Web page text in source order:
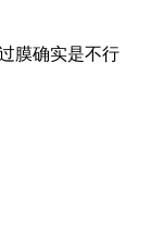
膜确实是不行